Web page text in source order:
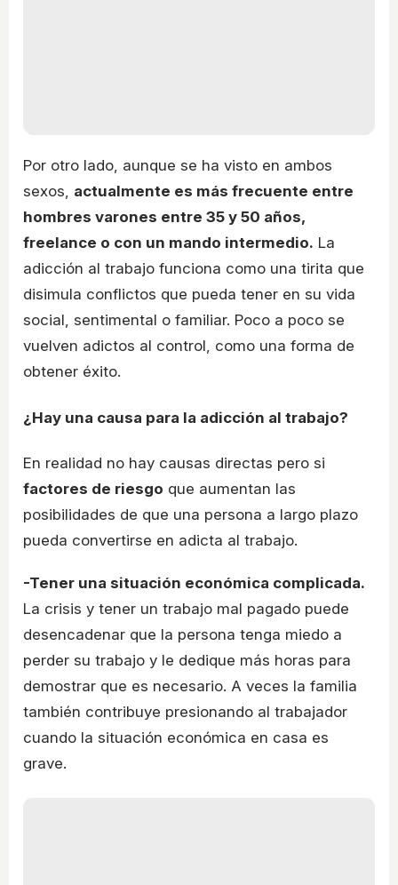
Por otro lado, aunque se ha visto en ambos
sexos, actualmente es más frecuente entre
hombres varones entre 35 y 50 años,
freelance o con un mando intermedio. La
adicción al trabajo funciona como una tirita que
disimula conflictos que pueda tener en su vida
social, sentimental o familiar. Poco a poco se
vuelven adictos al control, como una forma de
obtener éxito.
¿Hay una causa para la adicción al trabajo?
En realidad no hay causas directas pero si
factores de riesgo que aumentan las
posibilidades de que una persona a largo plazo
pueda convertirse en adicta al trabajo.
-Tener una situación económica complicada.
La crisis y tener un trabajo mal pagado puede
desencadenar que la persona tenga miedo a
perder su trabajo y le dedique más horas para
demostrar que es necesario. A veces la familia
también contribuye presionando al trabajador
cuando la situación económica en casa es
grave.